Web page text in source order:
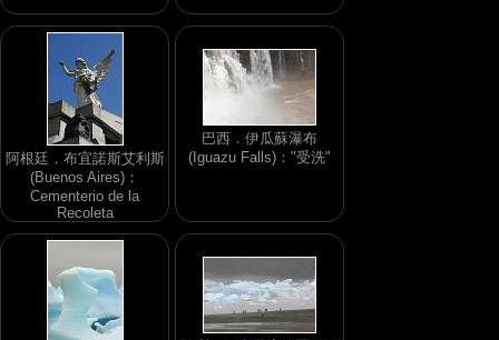
阿根廷．布宜諾斯艾利斯
(Buenos Aires)：
Cementerio de la
Recoleta
巴西．伊瓜蘇瀑布
(Iguazu Falls)："受洗"